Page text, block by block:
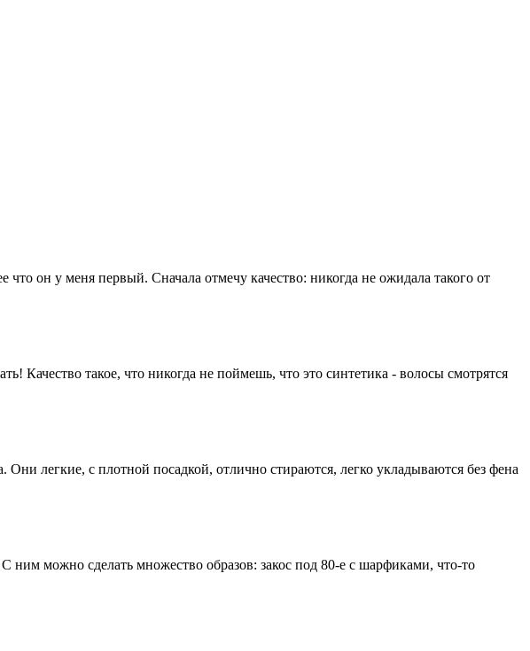
он у меня первый. Сначала отмечу качество: никогда не ожидала такого от
Качество такое, что никогда не поймешь, что это синтетика - волосы смотрятся
легкие, с плотной посадкой, отлично стираются, легко укладываются без фена
ним можно сделать множество образов: закос под 80-е с шарфиками, что-то